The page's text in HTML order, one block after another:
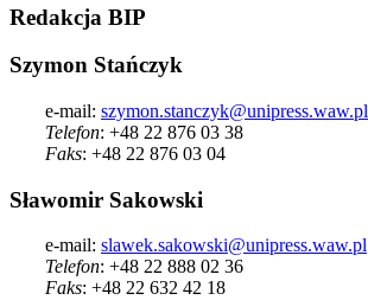
Redakcja BIP
Szymon Stańczyk
e-mail: szymon.stanczyk@unipress.waw.pl
Telefon: +48 22 876 03 38
Faks: +48 22 876 03 04
Sławomir Sakowski
e-mail: slawek.sakowski@unipress.waw.pl
Telefon: +48 22 888 02 36
Faks: +48 22 632 42 18